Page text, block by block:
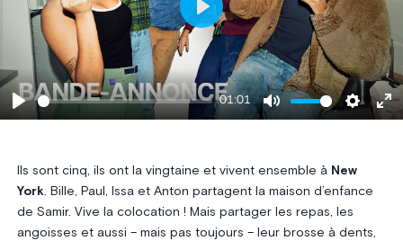
Play
01:01
Mute Settings
Play
Ils sont cinq, ils ont la vingtaine et vivent ensemble à New
York. Bille, Paul, Issa et Anton partagent la maison d’enfance
de Samir. Vive la colocation ! Mais partager les repas, les
angoisses et aussi – mais pas toujours – leur brosse à dents,